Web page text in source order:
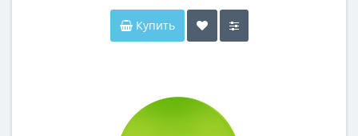
Купить